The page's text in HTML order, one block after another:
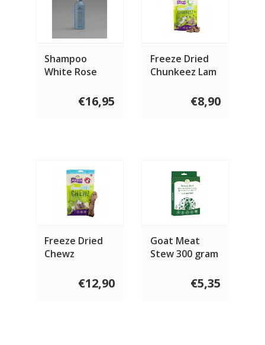
Shampoo
White Rose
€16,95
Freeze Dried
Chunkeez Lam
€8,90
Freeze Dried
Chewz
135 gram€12,90
Goat Meat
Stew 300 gram
€5,35